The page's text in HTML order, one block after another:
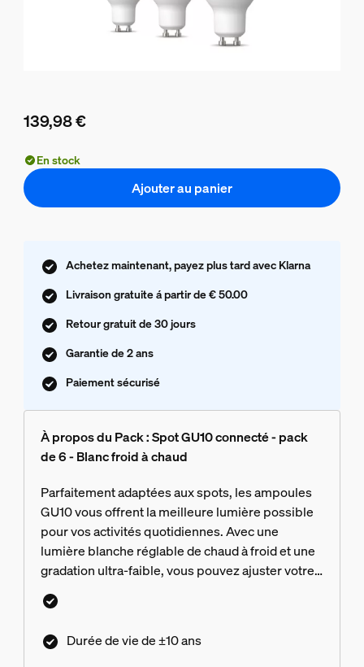
139,98 €
En stock
Ajouter au panier
Achetez maintenant, payez plus tard avec Klarna
Livraison gratuite á partir de € 50.00
Retour gratuit de 30 jours
Garantie de 2 ans
Paiement sécurisé
À propos du Pack : Spot GU10 connecté - pack
de 6 - Blanc froid à chaud
Parfaitement adaptées aux spots, les ampoules
GU10 vous offrent la meilleure lumière possible
pour vos activités quotidiennes. Avec une
lumière blanche réglable de chaud à froid et une
gradation ultra-faible, vous pouvez ajuster votre
éclairage pour qu'il corresponde parfaitement à
chaque moment de la journée.
Durée de vie de ±10 ans